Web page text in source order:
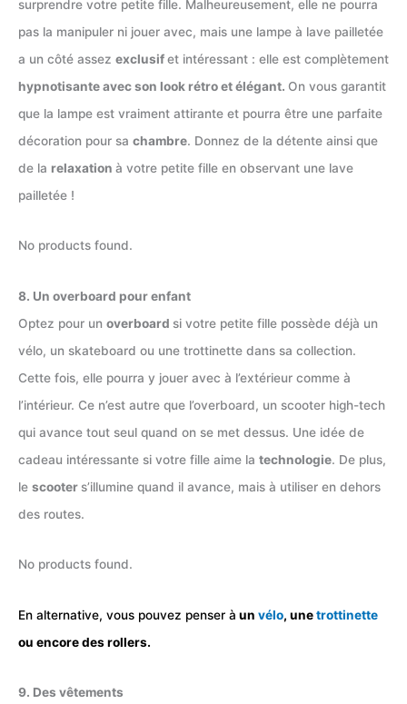
surprendre votre petite fille. Malheureusement, elle ne pourra
pas la manipuler ni jouer avec, mais une lampe à lave pailletée
a un côté assez exclusifet intéressant : elle est complètement
hypnotisante avec son look rétro et élégant. On vous garantit
que la lampe est vraiment attirante et pourra être une parfaite
décoration pour sa chambre. Donnez de la détente ainsi que
de la relaxation à votre petite fille en observant une lave
pailletée !
No products found.
8. Un overboard pour enfant
Optez pour un overboard si votre petite fille possède déjà un
vélo, un skateboard ou une trottinette dans sa collection.
Cette fois, elle pourra y jouer avec à l’extérieur comme à
l’intérieur. Ce n’est autre que l’overboard, un scooter high-tech
qui avance tout seul quand on se met dessus. Une idée de
cadeau intéressante si votre fille aime la technologie. De plus,
le scooter s’illumine quand il avance, mais à utiliser en dehors
des routes.
No products found.
En alternative, vous pouvez penser à un vélo, unetrottinette
ou encore des rollers.
9. Des vêtements